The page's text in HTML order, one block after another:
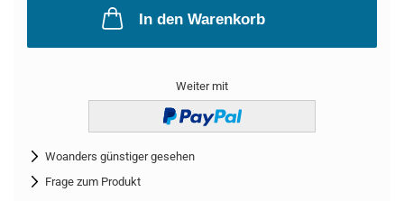
In den Warenkorb
Weiter mit
Woanders günstiger gesehen
Frage zum Produkt